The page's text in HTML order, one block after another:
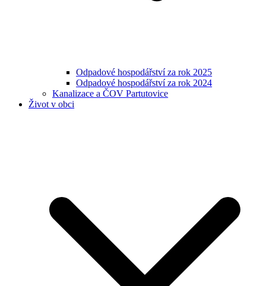
Odpadové hospodářství za rok 2025
Odpadové hospodářství za rok 2024
Kanalizace a ČOV Partutovice
Život v obci